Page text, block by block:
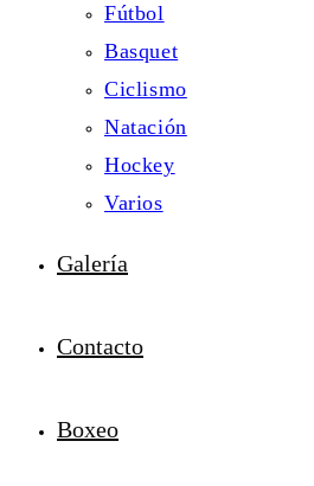
Fútbol
Basquet
Ciclismo
Natación
Hockey
Varios
Galería
Contacto
Boxeo